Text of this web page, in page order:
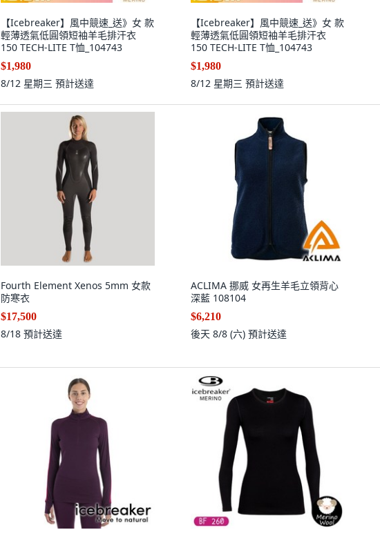
【Icebreaker】風中競速_送》女 款
輕薄透氣低圓領短袖羊毛排汗衣
150 TECH-LITE T恤_104743
$1,980
8/12 星期三 預計送達
【Icebreaker】風中競速_送》女 款
輕薄透氣低圓領短袖羊毛排汗衣
150 TECH-LITE T恤_104743
$1,980
8/12 星期三 預計送達
Fourth Element Xenos 5mm 女款
防寒衣
$17,500
8/18 預計送達
ACLIMA 挪威 女再生羊毛立領背心
深藍 108104
$6,210
後天 8/8 (六) 預計送達